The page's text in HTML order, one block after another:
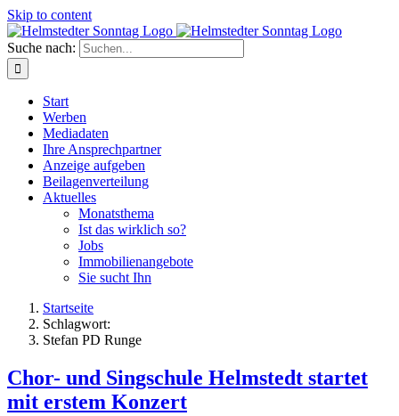
Skip to content
Suche nach:
Start
Werben
Mediadaten
Ihre Ansprechpartner
Anzeige aufgeben
Beilagenverteilung
Aktuelles
Monatsthema
Ist das wirklich so?
Jobs
Immobilienangebote
Sie sucht Ihn
Startseite
Schlagwort:
Stefan PD Runge
Chor- und Singschule Helmstedt startet
mit erstem Konzert